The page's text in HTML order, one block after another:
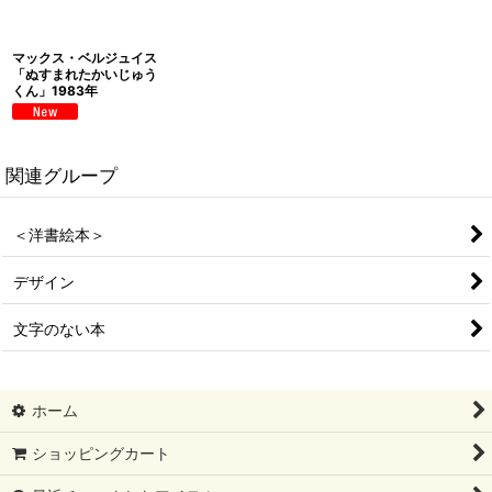
マックス・ベルジュイス
「ぬすまれたかいじゅう
くん」1983年
関連グループ
＜洋書絵本＞
デザイン
文字のない本
ホーム
ショッピングカート